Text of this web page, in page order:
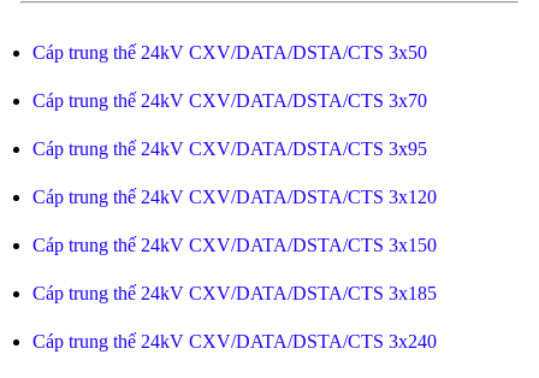
Cáp trung thế 24kV CXV/DATA/DSTA/CTS 3x50
Cáp trung thế 24kV CXV/DATA/DSTA/CTS 3x70
Cáp trung thế 24kV CXV/DATA/DSTA/CTS 3x95
Cáp trung thế 24kV CXV/DATA/DSTA/CTS 3x120
Cáp trung thế 24kV CXV/DATA/DSTA/CTS 3x150
Cáp trung thế 24kV CXV/DATA/DSTA/CTS 3x185
Cáp trung thế 24kV CXV/DATA/DSTA/CTS 3x240